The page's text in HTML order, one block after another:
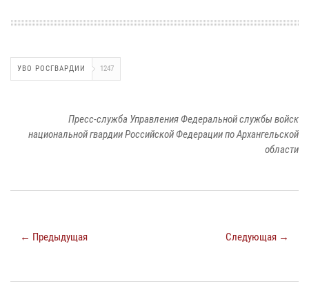
УВО РОСГВАРДИИ 1247
Пресс-служба Управления Федеральной службы войск
национальной гвардии Российской Федерации по Архангельской
области
← Предыдущая Следующая →